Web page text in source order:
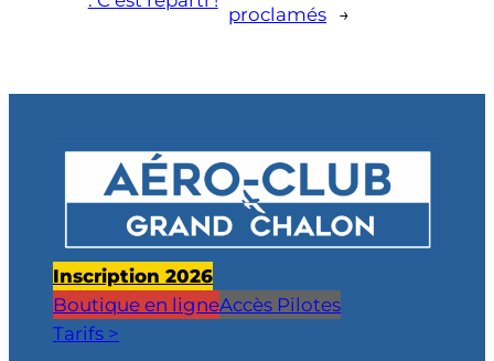
proclamés →
Inscription 2026
Boutique en ligneAccès Pilotes
Tarifs >